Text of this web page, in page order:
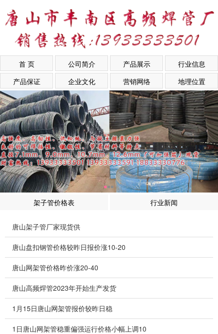
首 页 公司简介 产品展示
行业信息
产品保证
企业文化 营销网络 地理位置
架子管价格表 行业新闻
唐山架子管厂家现货供
唐山盘扣钢管价格较昨日报价涨10-20
唐山网架管价格昨价涨20-40
唐山高频焊管2023年开始生产发货
1月15日唐山网架管报价较昨日稳
1日唐山网架管稳重偏强运行价格小幅上调10